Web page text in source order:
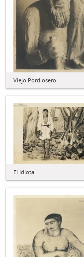
Viejo Pordiosero
El Idiota